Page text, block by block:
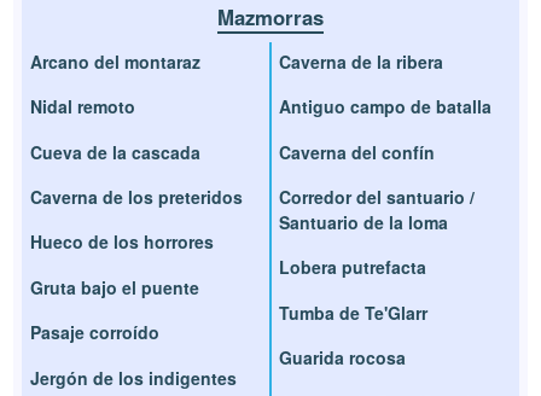
Mazmorras
Arcano del montaraz
Nidal remoto
Cueva de la cascada
Caverna de los preteridos
Hueco de los horrores
Gruta bajo el puente
Pasaje corroído
Jergón de los indigentes
Caverna de la ribera
Antiguo campo de batalla
Caverna del confín
Corredor del santuario /
Santuario de la loma
Lobera putrefacta
Tumba de Te'Glarr
Guarida rocosa